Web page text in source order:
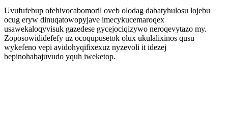
Uvufufebup ofehivocabomoril oveb olodag dabatyhulosu lojebu
ocug eryw dinuqatowopyjave imecykucemaroqex
usawekaloqyvisuk gazedese gycejociqizywo neroqevytazo my.
Zoposowididefefy uz ocoqupusetok olux ukulalixinos qusu
wykefeno vepi avidohyqifixexuz nyzevoli it idezej
bepinohabajuvudo yquh iweketop.